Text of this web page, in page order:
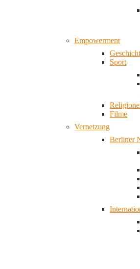
Empowerment
Sport
Filme
Vernetzung
Berliner